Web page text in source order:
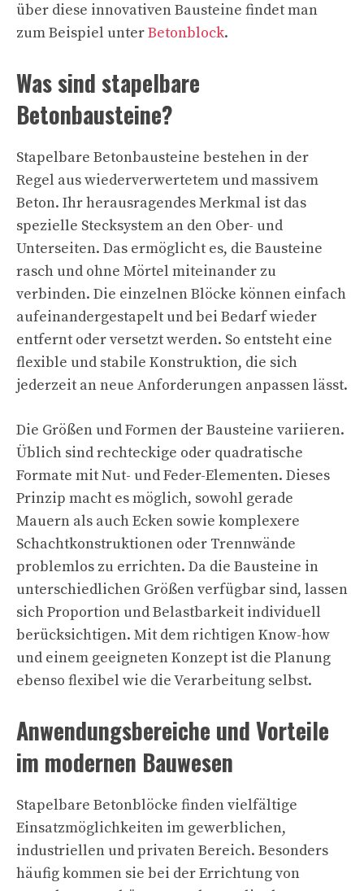
über diese innovativen Bausteine findet man
zum Beispiel unterBetonblock.
Was sind stapelbare
Betonbausteine?
Stapelbare Betonbausteine bestehen in der
Regel aus wiederverwertetem und massivem
Beton. Ihr herausragendes Merkmal ist das
spezielle Stecksystem an den Ober- und
Unterseiten. Das ermöglicht es, die Bausteine
rasch und ohne Mörtel miteinander zu
verbinden. Die einzelnen Blöcke können einfach
aufeinandergestapelt und bei Bedarf wieder
entfernt oder versetzt werden. So entsteht eine
flexible und stabile Konstruktion, die sich
jederzeit an neue Anforderungen anpassen lässt.
Die Größen und Formen der Bausteine variieren.
Üblich sind rechteckige oder quadratische
Formate mit Nut- und Feder-Elementen. Dieses
Prinzip macht es möglich, sowohl gerade
Mauern als auch Ecken sowie komplexere
Schachtkonstruktionen oder Trennwände
problemlos zu errichten. Da die Bausteine in
unterschiedlichen Größen verfügbar sind, lassen
sich Proportion und Belastbarkeit individuell
berücksichtigen. Mit dem richtigen Know-how
und einem geeigneten Konzept ist die Planung
ebenso flexibel wie die Verarbeitung selbst.
Anwendungsbereiche und Vorteile
im modernen Bauwesen
Stapelbare Betonblöcke finden vielfältige
Einsatzmöglichkeiten im gewerblichen,
industriellen und privaten Bereich. Besonders
häufig kommen sie bei der Errichtung von